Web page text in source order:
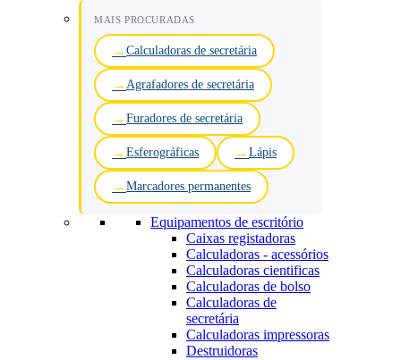
MAIS PROCURADAS
Calculadoras de secretária
Agrafadores de secretária
Furadores de secretária
Esferográficas Lápis
Marcadores permanentes
Equipamentos de escritório
Caixas registadoras
Calculadoras - acessórios
Calculadoras cientificas
Calculadoras de bolso
Calculadoras de
secretária
Calculadoras impressoras
Destruidoras